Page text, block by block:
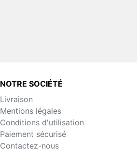
NOTRE SOCIÉTÉ
Livraison
Mentions légales
Conditions d'utilisation
Paiement sécurisé
Contactez-nous